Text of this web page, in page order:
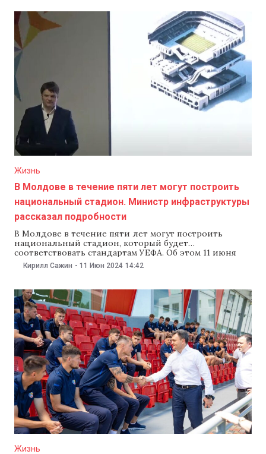
нападающий украинской сборной Роман Яремчук. На
42-й минуте украинцы забили
Жизнь
В Молдове в течение пяти лет могут построить
национальный стадион. Министр инфраструктуры
рассказал подробности
В Молдове в течение пяти лет могут построить
национальный стадион, который будет
соответствовать стандартам УЕФА. Об этом 11 июня
рассказал министр инфраструктуры Андрей Спыну на
пресс-конференции, посвященной строительству
предварительном технико-экономическом
обосновании указаны пять мест, где могут построить
новый стадион. «Первый возможный участок
находится
Кирилл Сажин - 11 Июн 2024 14:42
Жизнь